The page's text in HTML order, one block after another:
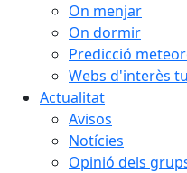
On menjar
On dormir
Predicció
Webs d'interès
Actualitat
Avisos
Notícies
Opinió dels